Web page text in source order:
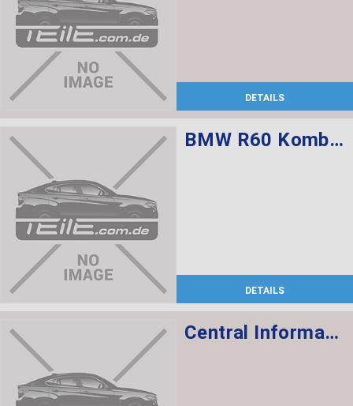
DETAILS
BMW R60 Kombischalter links L=520
DETAILS
Central Information Display 6,5"